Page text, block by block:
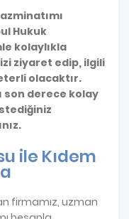
Hukuk
kolaylıkla
ziyaret edip, ilgili
olacaktır.
son derece kolay
ile Kıdem
firmamız, uzman